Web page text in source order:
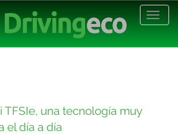
TFSIe, una tecnología muy
el día a día